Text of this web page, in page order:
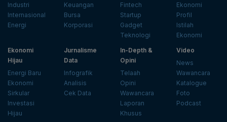
Industri
Internasional
Energi
Keuangan
Bursa
Korporasi
Fintech
Startup
Gadget
Teknologi
Ekonomi
Profil
Istilah
Ekonomi
Ekonomi
Hijau
Energi Baru
Ekonomi
Sirkular
Investasi
Hijau
Jurnalisme
Data
Infografik
Analisis
Cek Data
In-Depth &
Opini
Telaah
Opini
Wawancara
Laporan
Khusus
Video
News
Wawancara
Katalogue
Foto
Podcast